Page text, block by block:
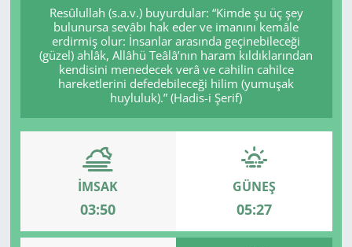
Resûlullah (s.a.v.) buyurdular: “Kimde şu üç şey
bulunursa sevâbı hak eder ve imanını kemâle
erdirmiş olur: İnsanlar arasında geçinebileceği
(güzel) ahlâk, Allâhü Teâlâ’nın haram kıldıklarından
kendisini menedecek verâ ve cahilin cahilce
hareketlerini defedebileceği hilim (yumuşak
huyluluk).” (Hadis-i Şerif)
İMSAK
03:50
GÜNEŞ
05:27
GÜNDEM
HABERDE İNSAN
KÜLTÜR SANAT
MAGAZİN
POLİTİKA
RESMİ İLANLAR